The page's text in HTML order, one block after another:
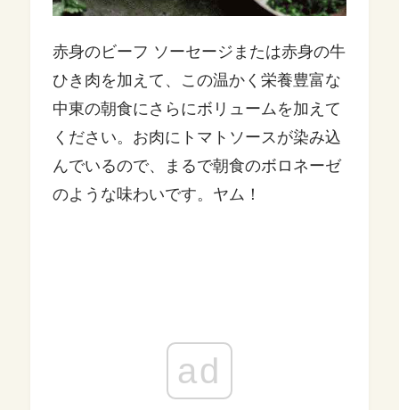
赤身のビーフ ソーセージまたは赤身の牛
ひき肉を加えて、この温かく栄養豊富な
中東の朝食にさらにボリュームを加えて
ください。お肉にトマトソースが染み込
んでいるので、まるで朝食のボロネーゼ
のような味わいです。ヤム！
ad